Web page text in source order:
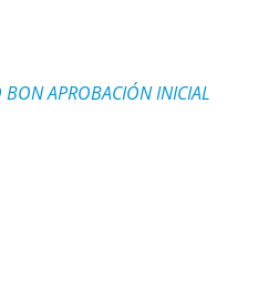
APROBACIÓN INICIAL